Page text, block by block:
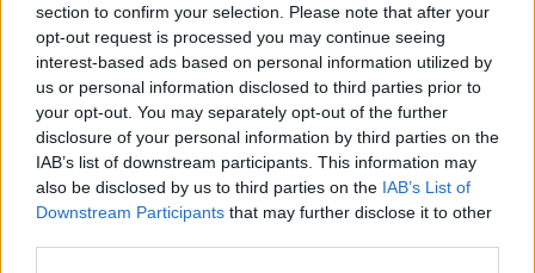
section to confirm your selection. Please note that after your
opt-out request is processed you may continue seeing
interest-based ads based on personal information utilized by
us or personal information disclosed to third parties prior to
your opt-out. You may separately opt-out of the further
disclosure of your personal information by third parties on the
IAB’s list of downstream participants. This information may
also be disclosed by us to third parties on the IAB’s List of
Downstream Participants that may further disclose it to other
Montera tårtan
Montera tårtan i samma springform som du bakade bottnarna
Börja med att täcka formen med plastfolie.
Lägg i den första bottnen. Spritsa en tunn ring av smörkräm